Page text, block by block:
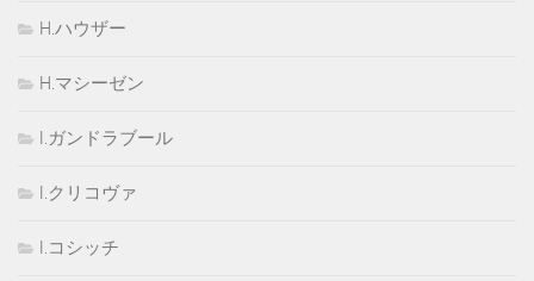
H.ハウザー
H.マシーゼン
I.ガンドラブール
I.クリコヴァ
I.コシッチ